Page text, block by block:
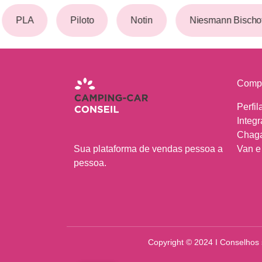
PLA Piloto Notin Niesmann
Sua plataforma de vendas pessoa a
pessoa.
Van
Copyright © 2024 I